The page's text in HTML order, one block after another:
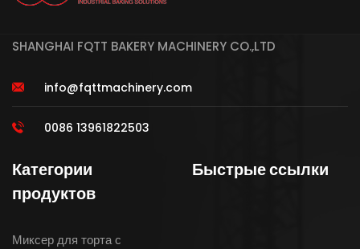
SHANGHAI FQTT BAKERY MACHINERY CO.,LTD
info@fqttmachinery.com
0086 13961822503
Категории
продуктов
Миксер для торта с
Быстрые ссылки